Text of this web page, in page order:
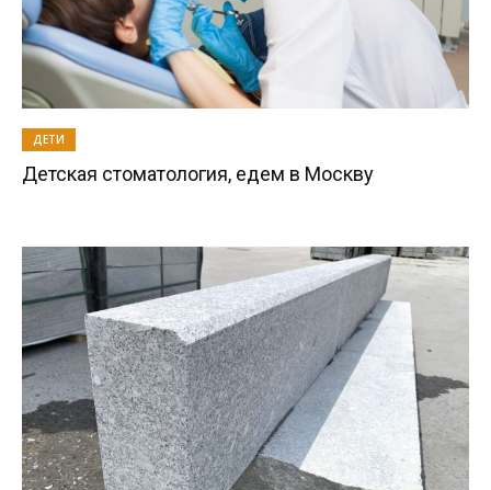
ДЕТИ
Детская стоматология, едем в Москву